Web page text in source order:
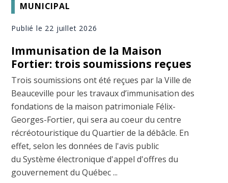
MUNICIPAL
Publié le 22 juillet 2026
Immunisation de la Maison
Fortier: trois soumissions reçues
Trois soumissions ont été reçues par la Ville de
Beauceville pour les travaux d’immunisation des
fondations de la maison patrimoniale Félix-
Georges-Fortier, qui sera au coeur du centre
récréotouristique du Quartier de la débâcle. En
effet, selon les données de l'avis public
du Système électronique d'appel d'offres du
gouvernement du Québec ...